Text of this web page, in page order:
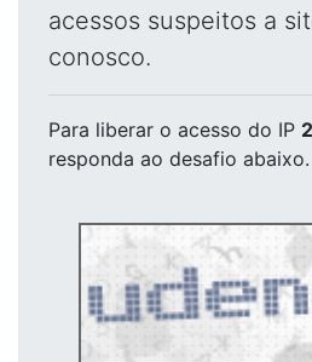
acessos suspeitos a
conosco.
Para liberar o acesso do IP
responda ao desafio abaixo.